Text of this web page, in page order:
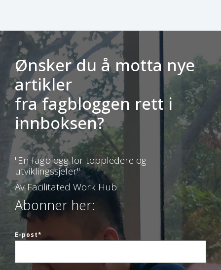
Ønsker du å motta nye
artikler
fra fagbloggen rett i
innboksen?
"En fagblogg for toppledere og
utviklingssjefer"
Av Facilitated Work Hub
Abonner her:
E-post*